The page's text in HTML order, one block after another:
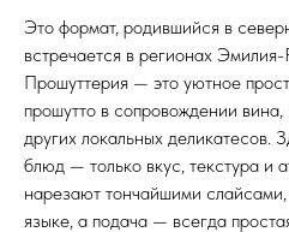
Это формат, родившийся в
встречается в регионах
Прошуттерия — это уютное
прошутто в сопровождении
других локальных деликатесов.
блюд — только вкус, текстура и
нарезают тончайшими
языке, а подача — всегда